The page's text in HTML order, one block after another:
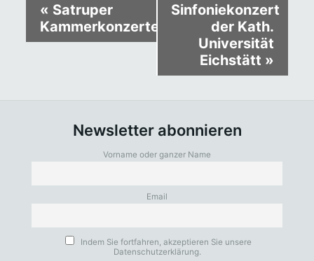
« Satruper
Kammerkonzerte
Sinfoniekonzert
der Kath.
Universität
Eichstätt »
Newsletter abonnieren
Vorname oder ganzer Name
Email
Indem Sie fortfahren, akzeptieren Sie unsere
Datenschutzerklärung.